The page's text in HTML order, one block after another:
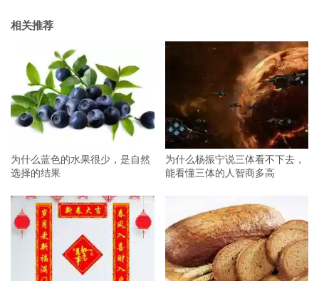
相关推荐
为什么蓝色的水果很少，是自然
选择的结果
为什么杨振宁说三体看不下去，
能看懂三体的人智商多高